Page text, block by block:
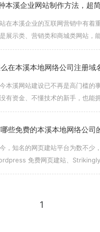
程呢？一、网站定位：不同行业
不同的类型和风格。 企业网站建
本溪企业网站制作方法，超
在本溪企业的互联网营销中有着
展示类、营销类和商城类网站，
客、提高转化。其实，制作这些
站为例，教你企业网站的制作方法
作首先，要找一个合适且靠谱的
在本溪本地网络公司注册域
本溪网站建设已不再是高门槛的
有资金、不懂技术的新手，也能
但要建站，离不开域名、空间（
该如何处理这三方面的问题。1. 怎
域名呢？你可以把域名看作是网站
些免费的本溪本地网络公司
？其中哪款比较好用呢？
，知名的网页建站平台为数不少
免费网页建站、Strikingly
台免费建站等都在其列。各类建
差异其实很大。新手要是想搭建一个
1